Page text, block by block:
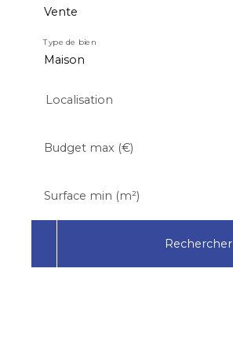
Vente
Maison
Type de bien
Localisation
Budget max (€)
Surface min (m²)
Rechercher